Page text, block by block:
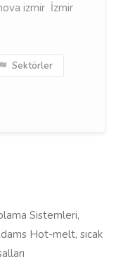
izmir İzmir
Sektörler
Sistemleri,
Hot-melt, sıcak